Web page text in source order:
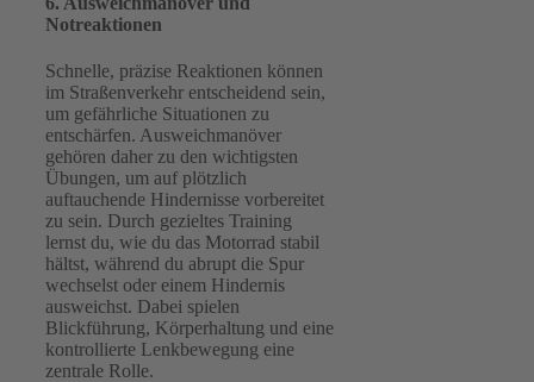
Notreaktionen
Schnelle, präzise Reaktionen können
im Straßenverkehr entscheidend sein,
um gefährliche Situationen zu
entschärfen. Ausweichmanöver
gehören daher zu den wichtigsten
Übungen, um auf plötzlich
auftauchende Hindernisse vorbereitet
zu sein. Durch gezieltes Training
lernst du, wie du das Motorrad stabil
hältst, während du abrupt die Spur
wechselst oder einem Hindernis
ausweichst. Dabei spielen
Blickführung, Körperhaltung und eine
kontrollierte Lenkbewegung eine
zentrale Rolle.